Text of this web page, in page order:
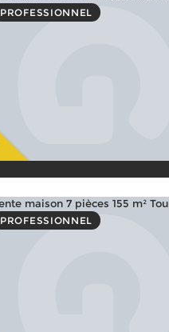
PROFESSIONNEL
PROFESSIONNEL